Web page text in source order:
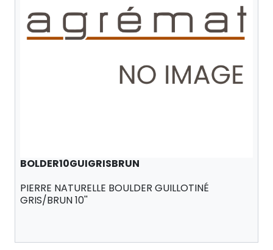
BOLDER10GUIGRISBRUN
PIERRE NATURELLE BOULDER GUILLOTINÉ
GRIS/BRUN 10''